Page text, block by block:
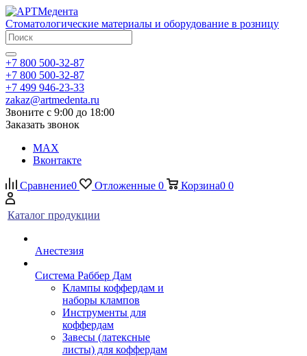
Стоматологические материалы и оборудование в розницу
+7 800 500-32-87
+7 800 500-32-87
+7 499 946-23-33
zakaz@artmedenta.ru
Звоните с 9:00 до 18:00
Заказать звонок
MAX
Вконтакте
Сравнение0 Отложенные 0 Корзина0 0
Каталог продукции
Анестезия
Система Раббер Дам
Клампы коффердам и
наборы клампов
Инструменты для
коффердам
Завесы (латексные
листы) для коффердам